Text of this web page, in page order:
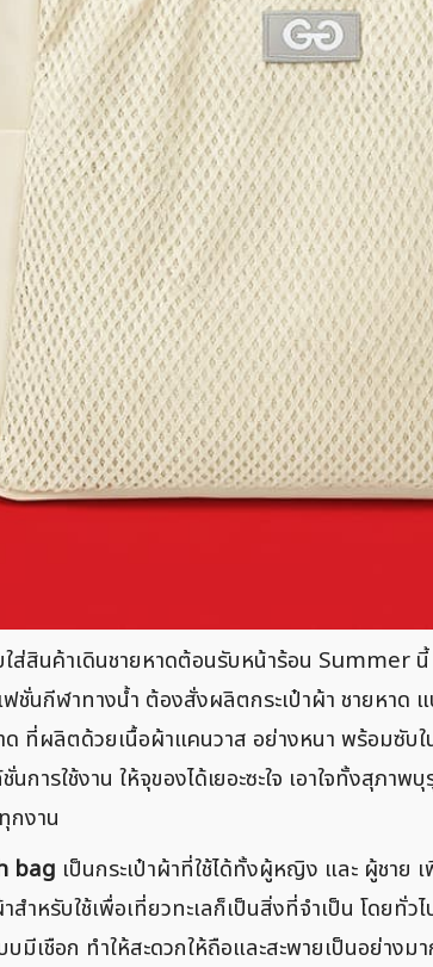
ส่สินค้าเดินชายหาดต้อนรับหน้าร้อน Summer นี้
นกีฬาทางน้ำ ต้องสั่งผลิตกระเป๋าผ้า ชายหาด
ที่ผลิตด้วยเนื้อผ้าแคนวาส อย่างหนา พร้อมซับ
นการใช้งาน ให้จุของได้เยอะซะใจ เอาใจทั้ง
กงาน
bag เป็นกระเป๋าผ้าที่ใช้ได้ทั้งผู้หญิง และ ผู้ชา
ำหรับใช้เพื่อเที่ยวทะเลก็เป็นสิ่งที่จำเป็น โดยทั่
มีเชือก ทำให้สะดวกให้ถือและสะพายเป็นอย่างม